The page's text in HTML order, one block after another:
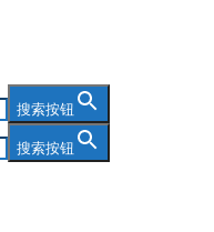
搜索按钮
搜索按钮